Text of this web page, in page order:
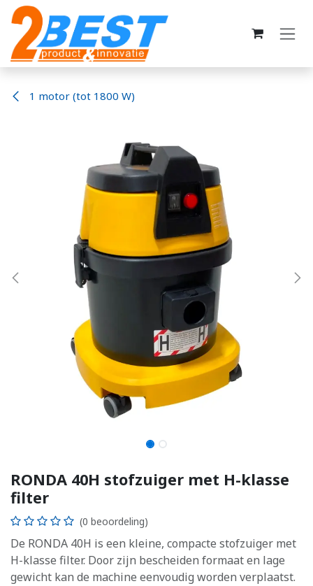
Overslaan naar inhoud
1 motor (tot 1800 W)
RONDA 40H stofzuiger met H-klasse
filter
(0 beoordeling)
De RONDA 40H is een kleine, compacte stofzuiger met
H-klasse filter. Door zijn bescheiden formaat en lage
gewicht kan de machine eenvoudig worden verplaatst.